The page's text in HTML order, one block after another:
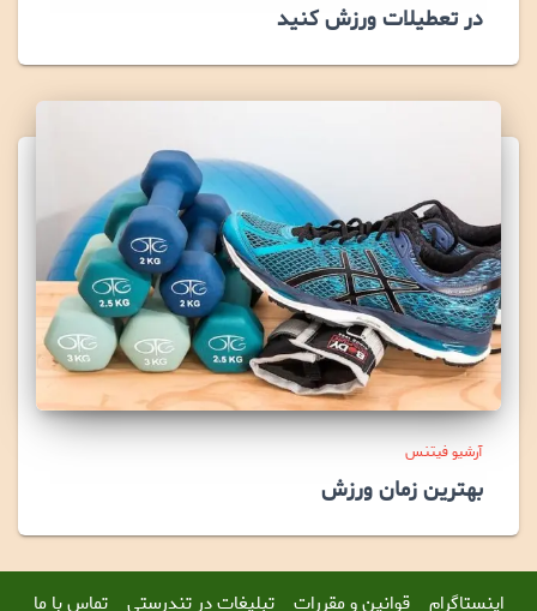
در تعطیلات ورزش کنید
آرشیو فیتنس
بهترین زمان ورزش
اینستاگرام قوانین و مقررات تبلیغات در تندرستی تماس با ما